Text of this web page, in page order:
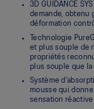
3D GUIDANCE
demande, obtenu
déformation
Technologie
et plus souple de
propriétés
plus souple que
Système
mousse qui
sensation